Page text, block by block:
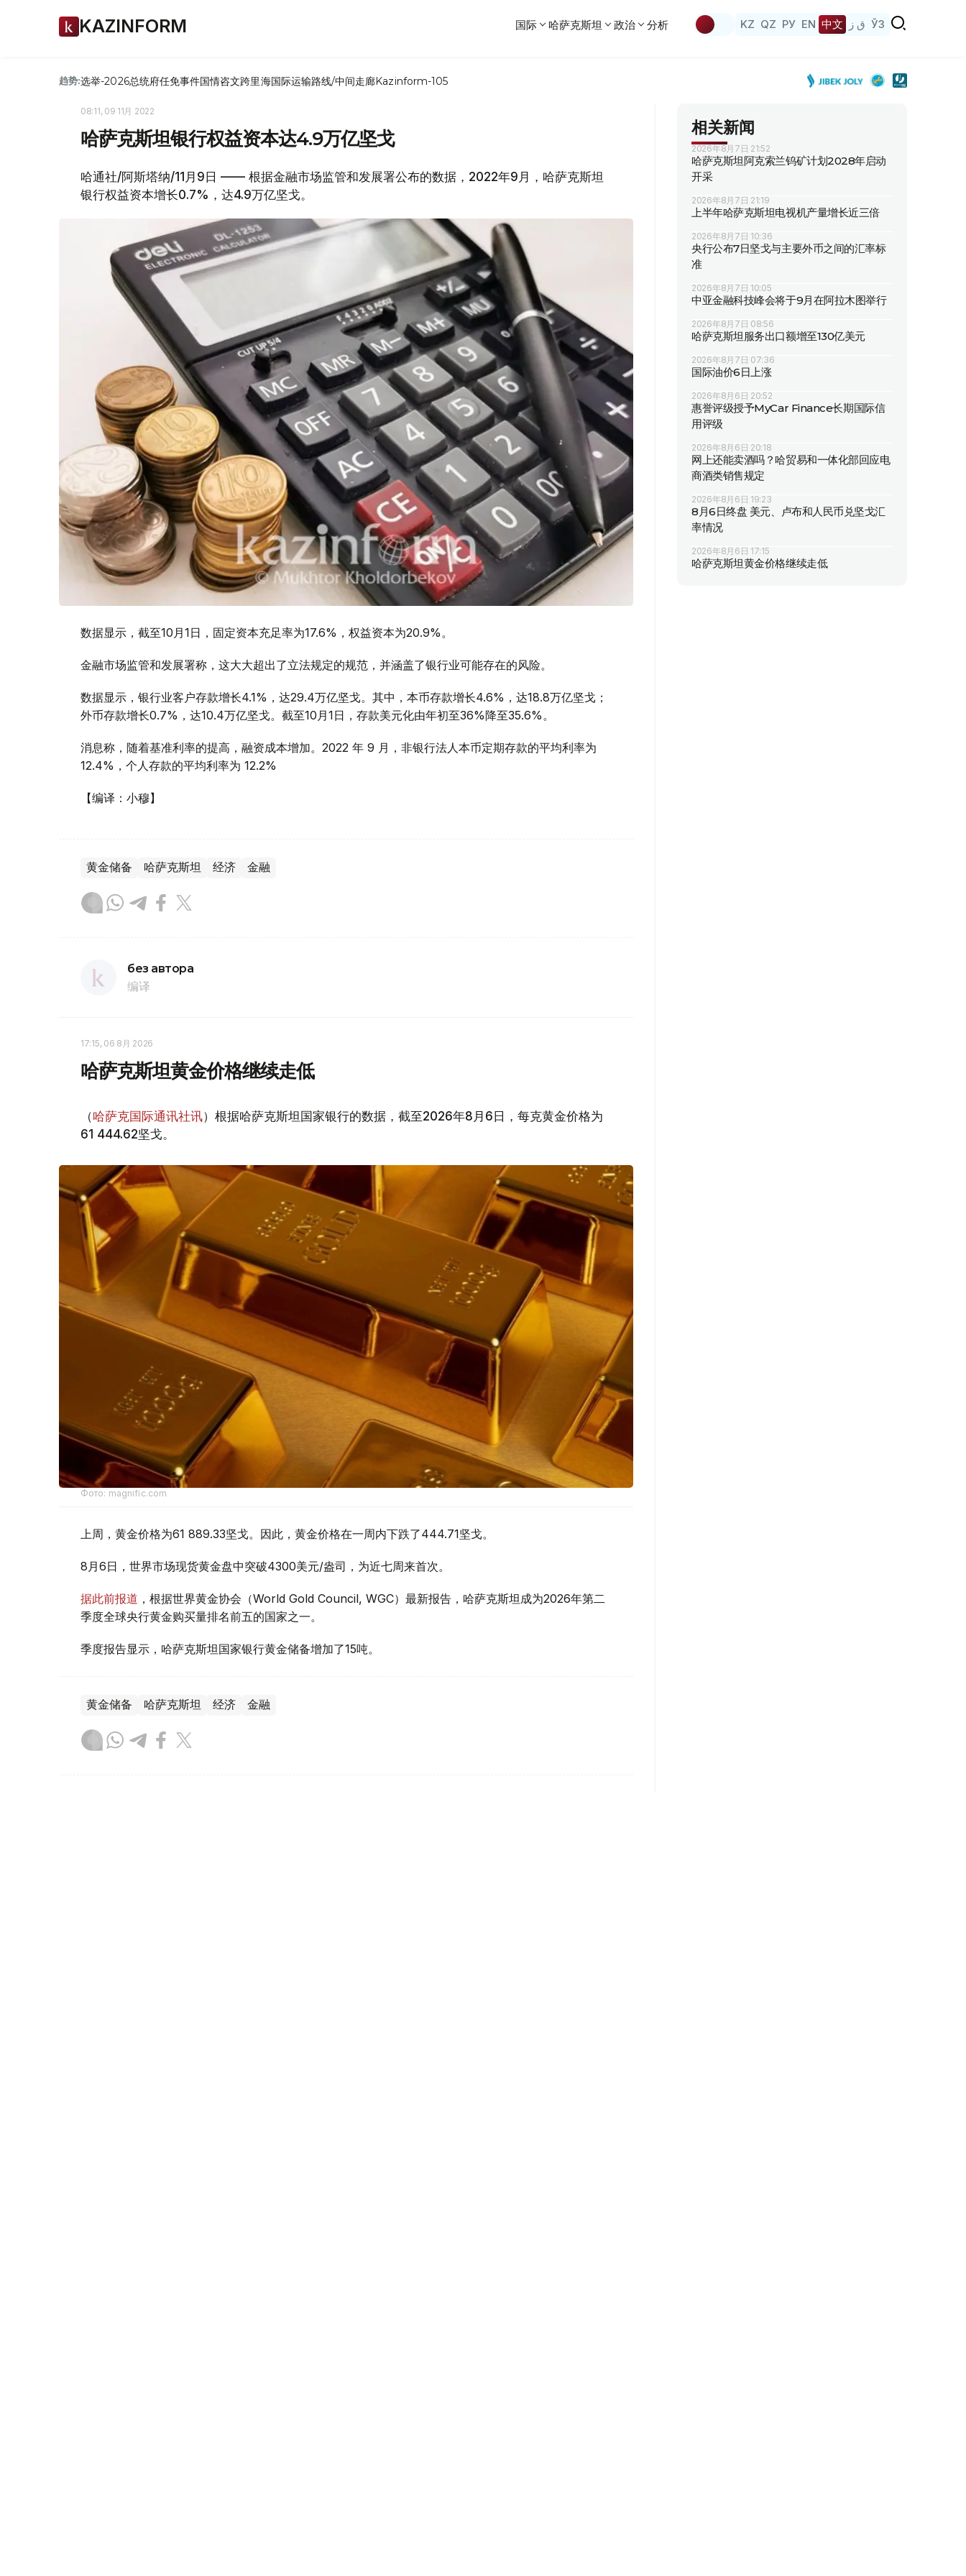
KAZINFORM 国际 哈萨克斯坦 政治 分析 KZ QZ РУ EN 中文 ق ز ЎЗ
趋势:选举-2026总统府任免事件国情咨文跨里海国际运输路线/中间走廊Kazinform-105
08:11, 09 11月 2022
哈萨克斯坦银行权益资本达4.9万亿坚戈
哈通社/阿斯塔纳/11月9日 —— 根据金融市场监管和发展署公布的数据，2022年9月，哈萨克斯坦
银行权益资本增长0.7%，达4.9万亿坚戈。
数据显示，截至10月1日，固定资本充足率为17.6%，权益资本为20.9%。
金融市场监管和发展署称，这大大超出了立法规定的规范，并涵盖了银行业可能存在的风险。
数据显示，银行业客户存款增长4.1%，达29.4万亿坚戈。其中，本币存款增长4.6%，达18.8万亿坚戈；
外币存款增长0.7%，达10.4万亿坚戈。截至10月1日，存款美元化由年初至36%降至35.6%。
消息称，随着基准利率的提高，融资成本增加。2022 年 9 月，非银行法人本币定期存款的平均利率为
12.4%，个人存款的平均利率为 12.2%
【编译：小穆】
黄金储备 哈萨克斯坦 经济 金融
без автора
编译
17:15, 06 8月 2026
哈萨克斯坦黄金价格继续走低
（哈萨克国际通讯社讯）根据哈萨克斯坦国家银行的数据，截至2026年8月6日，每克黄金价格为
61 444.62坚戈。
Фото: magnific.com
上周，黄金价格为61 889.33坚戈。因此，黄金价格在一周内下跌了444.71坚戈。
8月6日，世界市场现货黄金盘中突破4300美元/盎司，为近七周来首次。
据此前报道 ，根据世界黄金协会（World Gold Council, WGC）最新报告，哈萨克斯坦成为2026年第二
季度全球央行黄金购买量排名前五的国家之一。
季度报告显示，哈萨克斯坦国家银行黄金储备增加了15吨。
黄金储备 哈萨克斯坦 经济 金融
相关新闻
2026年8月7日 21:52
哈萨克斯坦阿克索兰钨矿计划2028年启动
开采
2026年8月7日 21:19
上半年哈萨克斯坦电视机产量增长近三倍
2026年8月7日 10:36
央行公布7日坚戈与主要外币之间的汇率标
准
2026年8月7日 10:05
中亚金融科技峰会将于9月在阿拉木图举行
2026年8月7日 08:56
哈萨克斯坦服务出口额增至130亿美元
2026年8月7日 07:36
国际油价6日上涨
2026年8月6日 20:52
惠誉评级授予MyCar Finance长期国际信
用评级
2026年8月6日 20:18
网上还能卖酒吗？哈贸易和一体化部回应电
商酒类销售规定
2026年8月6日 19:23
8月6日终盘 美元、卢布和人民币兑坚戈汇
率情况
2026年8月6日 17:15
哈萨克斯坦黄金价格继续走低